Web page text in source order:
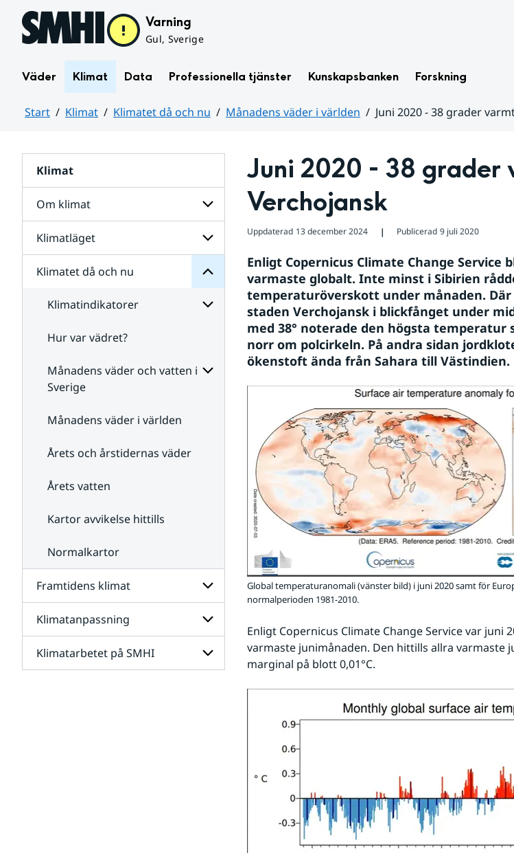
Hoppa till sidans innehåll Varning
Gul, Sverige
Väder Klimat Data Professionella tjänster Kunskapsbanken Forskning
Start Klimat Klimatet då och nu Månadens väder i världen
Juni 2020 - 38 grader
Klimat
Om klimat
Undersidor
för
Om
klimat
Klimatläget
Undersidor
Klimatläget
Klimatet då och nu
Undersidor
för
Klimatet
då
och
Klimatindikatorer
Undersidor
Klimatindikatorer
Hur var vädret?
Månadens väder och vatten i
Sverige
Månadens väder i världen
Årets och årstidernas väder
Årets vatten
Kartor avvikelse hittills
Normalkartor
Framtidens klimat
Undersidor
för
Framtidens
klimat
Klimatanpassning
Undersidor
för
Klimatarbetet på SMHI
Undersidor
Juni 2020 - 38 grader
Verchojansk
Uppdaterad 13 december 2024 ❘ Publicerad 9 juli 2020
Enligt Copernicus Climate Change Service
varmaste globalt. Inte minst i Sibirien
temperaturöverskott under månaden.
staden Verchojansk i blickfånget under
med 38° noterade den högsta temperatur
norr om polcirkeln. På andra sidan
ökenstoft ända från Sahara till Västindien.
Global temperaturanomali (vänster bild) i juni 2020 samt för
normalperioden 1981-2010.
Enligt Copernicus Climate Change Service var juni
varmaste junimånaden. Den hittills allra varmaste
marginal på blott 0,01°C.